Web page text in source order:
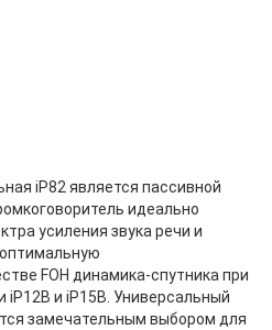
iP82 является пассивной
идеально
усиления звука речи и
FOH динамика-спутника при
и iP15B. Универсальный
замечательным выбором для